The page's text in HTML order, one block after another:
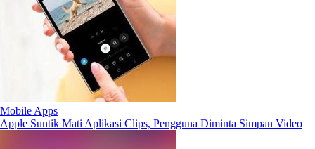
Mobile Apps
Apple Suntik Mati Aplikasi Clips, Pengguna Diminta Simpan Video